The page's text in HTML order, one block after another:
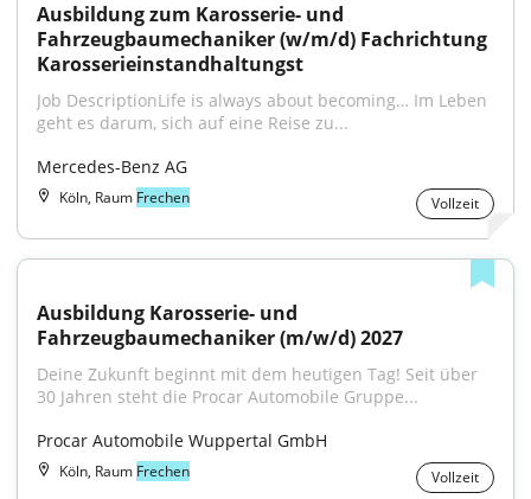
Ausbildung zum Karosserie- und
Fahrzeugbaumechaniker (w/m/d) Fachrichtung
Karosserieinstandhaltungst
Job DescriptionLife is always about becoming… Im Leben
geht es darum, sich auf eine Reise zu...
Mercedes-Benz AG
Köln, Raum Frechen Vollzeit
Ausbildung Karosserie- und
Fahrzeugbaumechaniker (m/w/d) 2027
Deine Zukunft beginnt mit dem heutigen Tag! Seit über
30 Jahren steht die Procar Automobile Gruppe...
Procar Automobile Wuppertal GmbH
Köln, Raum Frechen Vollzeit